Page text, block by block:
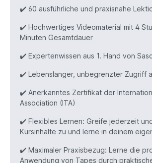
✔️ 60 ausführliche und praxisnahe
✔️ Hochwertiges Videomaterial mit 4
Minuten Gesamtdauer
✔️ Expertenwissen aus 1. Hand von
✔️ Lebenslanger, unbegrenzter Zugriff
✔️ Anerkanntes Zertifikat der
Association (ITA)
✔️ Flexibles Lernen: Greife jederzeit
Kursinhalte zu und lerne in deinem
✔️ Maximaler Praxisbezug: Lerne die
Anwendung von Tapes durch